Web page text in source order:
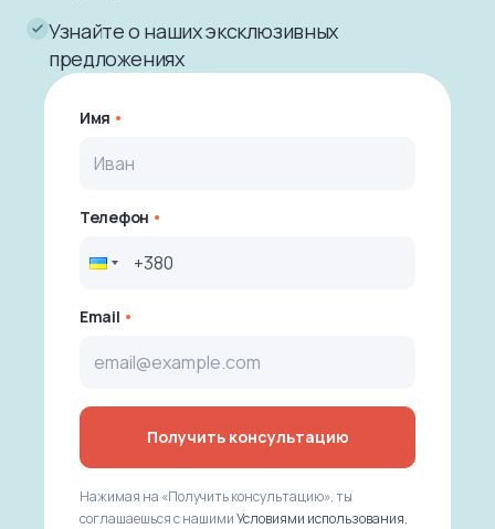
Узнайте о наших эксклюзивных
предложениях
Имя
Телефон
Email
Получить консультацию
Нажимая на «Получить консультацию», ты
соглашаешься с нашимиУсловиями использования,